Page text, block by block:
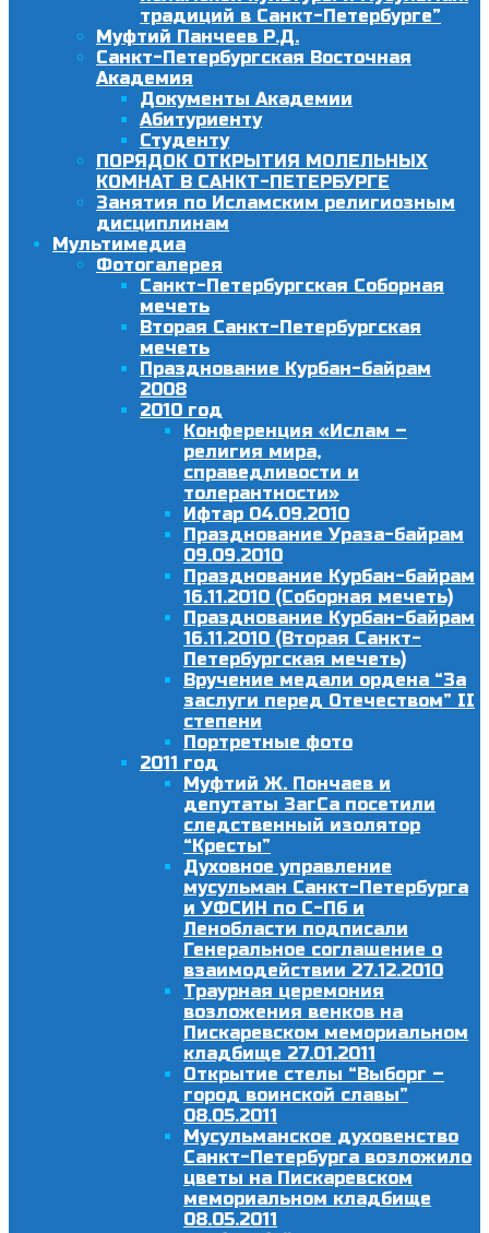
традиций в Санкт-Петербурге”
Муфтий Панчеев Р.Д.
Санкт-Петербургская Восточная
Академия
Документы Академии
Абитуриенту
Студенту
ПОРЯДОК ОТКРЫТИЯ МОЛЕЛЬНЫХ
КОМНАТ В САНКТ-ПЕТЕРБУРГЕ
Занятия по Исламским религиозным
дисциплинам
Мультимедиа
Фотогалерея
Санкт-Петербургская Соборная
мечеть
Вторая Санкт-Петербургская
мечеть
Празднование Курбан-байрам
2008
2010 год
Конференция «Ислам –
религия мира,
справедливости и
толерантности»
Ифтар 04.09.2010
Празднование Ураза-байрам
09.09.2010
Празднование Курбан-байрам
16.11.2010 (Соборная мечеть)
Празднование Курбан-байрам
16.11.2010 (Вторая Санкт-
Петербургская мечеть)
Вручение медали ордена “За
заслуги перед Отечеством” II
степени
Портретные фото
2011 год
Муфтий Ж. Пончаев и
депутаты ЗагСа посетили
следственный изолятор
“Кресты”
Духовное управление
мусульман Санкт-Петербурга
и УФСИН по С-Пб и
Ленобласти подписали
Генеральное соглашение о
взаимодействии 27.12.2010
Траурная церемония
возложения венков на
Пискаревском мемориальном
кладбище 27.01.2011
Открытие стелы “Выборг –
город воинской славы”
08.05.2011
Мусульманское духовенство
Санкт-Петербурга возложило
цветы на Пискаревском
мемориальном кладбище
08.05.2011